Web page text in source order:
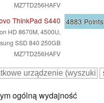
MZ7TD256HAFV
ThinkPad S440
HD 8670M, 4500U,
SSD 840 250GB
MZ7TD256HAFV
4883 Points
ogólną wydajność